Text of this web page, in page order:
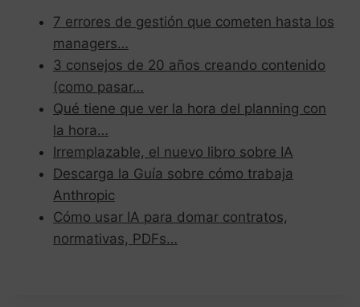
7 errores de gestión que cometen hasta los
managers…
3 consejos de 20 años creando contenido
(como pasar…
Qué tiene que ver la hora del planning con
la hora…
Irremplazable, el nuevo libro sobre IA
Descarga la Guía sobre cómo trabaja
Anthropic
Cómo usar IA para domar contratos,
normativas, PDFs…